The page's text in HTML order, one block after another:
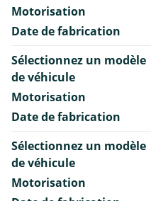
Motorisation
Date de fabrication
Sélectionnez un modèle
de véhicule
Motorisation
Date de fabrication
Sélectionnez un modèle
de véhicule
Motorisation